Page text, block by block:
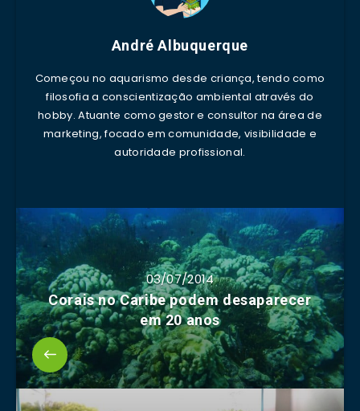
André Albuquerque
Começou no aquarismo desde criança, tendo como
filosofia a conscientização ambiental através do
hobby. Atuante como gestor e consultor na área de
marketing, focado em comunidade, visibilidade e
autoridade profissional.
03/07/2014
Corais no Caribe podem desaparecer
em 20 anos